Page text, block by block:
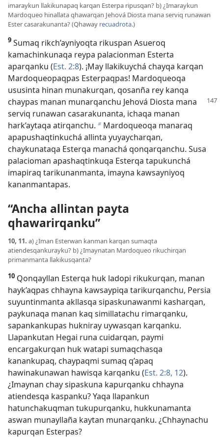
imaraykun llakikunapaq karqan Esterpa ripusqan? b) ¿Imaraykun
Mardoqueo hinallata qhawarqan Jehová Diosta mana serviq runawan
Ester casarakunanta? (Qhaway recuadrota.)
9 Sumaq rikch’ayniyoqta rikuspan Asueroq
kamachinkunaqa reypa palacionman Esterta
aparqanku (Est. 2:8). ¡May llakikuychá chayqa karqan
Mardoqueopaqpas Esterpaqpas! Mardoqueoqa
ususinta hinan munakurqan, qosanña rey kanqa
chaypas manan munarqanchu Jehová Diosta mana
serviq runawan casarakunanta, ichaqa manan
hark’aytaqa atirqanchu. b Mardoqueoqa manaraq
apapushaqtinkuchá allinta yuyaycharqan,
chaykunataqa Esterqa manachá qonqarqanchu. Susa
palacioman apashaqtinkuqa Esterqa tapukunchá
imapiraq tarikunanmanta, imayna kawsayniyoq
kananmantapas.
“Ancha allintan payta
qhawarirqanku”
10, 11. a) ¿Iman Esterwan kanman karqan sumaqta
atiendesqankurayku? b) ¿Imaynatan Mardoqueo rikuchirqan
primanmanta llakikusqanta?
10 Qonqayllan Esterqa huk ladopi rikukurqan, manan
hayk’aqpas chhayna kawsaypiqa tarikurqanchu, Persia
suyuntinmanta akllasqa sipaskunawanmi kasharqan,
paykunaqa manan kaq simillatachu rimarqanku,
sapankankupas hukniray uywasqan karqanku.
Llapankutan Hegai runa cuidarqan, paymi
encargakurqan huk watapi sumaqchasqa
kanankupaq, chaypaqmi sumaq q’apaq
hawinakunawan hawisqa karqanku (Est. 2:8, 12).
¿Imaynan chay sipaskuna kapurqanku chhayna
atiendesqa kaspanku? Yaqa llapankun
hatunchakuqman tukupurqanku, hukkunamanta
aswan munayllaña kaytan munarqanku. ¿Chhaynachu
kapurqan Esterpas?